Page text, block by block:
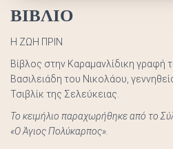
ΒΙΒΛΙΟ
Η ΖΩΗ ΠΡΙΝ
Βίβλος στην Καραμανλίδικη γραφή
Βασιλειάδη του Νικολάου,
Τσιβλίκ της Σελεύκειας.
Το κειμήλιο παραχωρήθηκε από το
«Ο Άγιος Πολύκαρπος».